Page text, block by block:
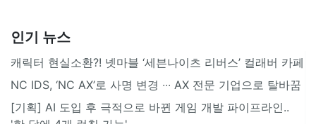
인기 뉴스
캐릭터 현실소환?! 넷마블 ‘세븐나이츠 리버스’ 컬래버 카페
NC IDS, ‘NC AX’로 사명 변경 ∙∙∙ AX 전문 기업으로 탈바꿈
[기획] AI 도입 후 극적으로 바뀐 게임 개발 파이프라인..